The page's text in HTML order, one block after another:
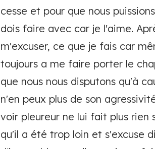
cesse et pour que nous
dois faire avec car je l'aime.
m'excuser, ce que je fais car
toujours a me faire porter le
que nous nous disputons qu'à
n'en peux plus de son
voir pleureur ne lui fait plus
qu'il a été trop loin et s'excuse